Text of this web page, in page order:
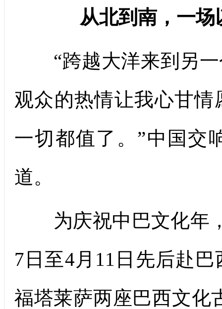
从北到南， 一场
“跨越大洋来到另一
观众的热情让我心甘
一切都值了。”中国交
道。
为庆祝中巴文化年，
7日至4月11日先后赴
福塔莱萨两座巴西文化